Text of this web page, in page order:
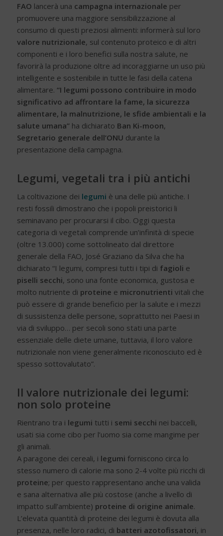
FAO lancerà una campagna internazionale per
promuovere una maggiore sensibilizzazione al
consumo di questi preziosi alimenti: informerà sul loro
valore nutrizionale, sul contenuto proteico e di altri
componenti e i loro benefici sulla nostra salute, ne
favorirà la produzione oltre ad incoraggiarne un uso più
intelligente e sostenibile in tutte le fasi della catena
alimentare. “I legumi possono contribuire in modo
significativo ad affrontare la fame, la sicurezza
alimentare, la malnutrizione, le sfide ambientali e la
salute umana”ha dichiarato Ban Ki-moon,
Segretario generale dell’ONU durante la
presentazione della campagna.
Legumi, vegetali tra i più antichi
La coltivazione dei legumi è una delle più antiche. I
resti fossili dimostrano che i popoli preistorici li
seminavano per procurarsi il cibo. Oggi questa
categoria di vegetali comprende un’infinità di specie
(oltre 13.000) come sottolineato dal direttore
generale della FAO, José Graziano da Silva che ha
dichiarato “I legumi, compresi tutti i tipi di fagioli e
piselli secchi, sono una fonte economica, gustosa e
molto nutriente di proteine e micronutrienti vitali che
può essere di grande beneficio per la salute e i mezzi
di sussistenza delle persone, soprattutto nei Paesi in
via di sviluppo… per secoli sono stati una parte
essenziale delle diete umane, tuttavia, il loro valore
nutrizionale non viene generalmente riconosciuto ed è
spesso sottovalutato”.
Il valore nutrizionale dei legumi:
non solo proteine
Rientrano tra i legumi tutti i semi secchi nei baccelli,
usati sia come cibo per l’uomo sia come mangime per
gli animali.
A paragone dei cereali, i legumi forniscono circa lo
stesso numero di calorie ma sono 2-4 volte più ricchi di
proteine; per questo rappresentano anche una valida
e sana alternativa alle più costose (anche a livello di
impatto sull’ambiente) proteine di origine animale.
L’elevata quantità di proteine dei legumi è dovuta alla
presenza, nelle loro radici, di batteri azotofissatori, in